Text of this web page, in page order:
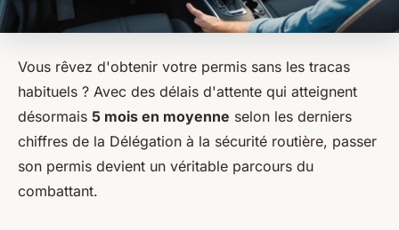
Vous rêvez d'obtenir votre permis sans les tracas
habituels ? Avec des délais d'attente qui atteignent
désormais 5 mois en moyenne selon les derniers
chiffres de la Délégation à la sécurité routière, passer
son permis devient un véritable parcours du
combattant.